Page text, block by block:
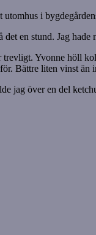
i
en stund. Jag hade
Yvonne höll
Bättre liten vinst än
jag över en del